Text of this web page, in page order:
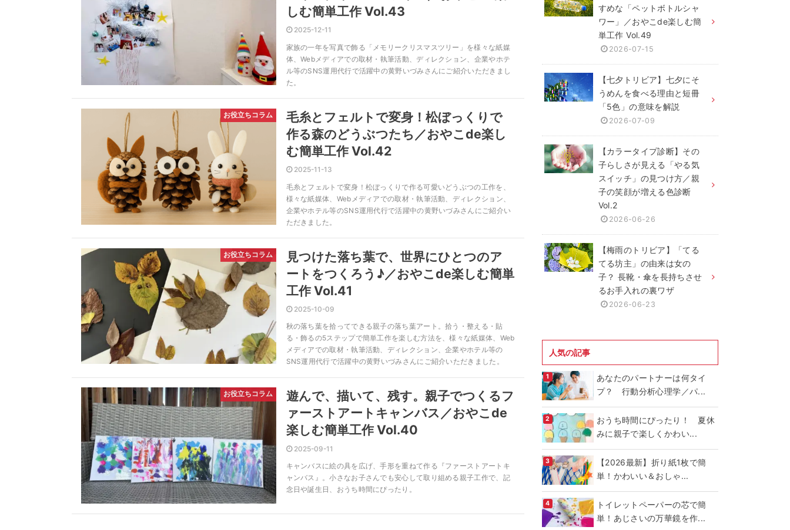
しむ簡単工作 Vol.43
2025-12-11
家族の一年を写真で飾る「メモリークリスマスツリー」を様々な紙媒
体、Webメディアでの取材・執筆活動、ディレクション、企業やホテ
ル等のSNS運用代行で活躍中の黄野いづみさんにご紹介いただきまし
た。
お役立ちコラム
毛糸とフェルトで変身！松ぼっくりで
作る森のどうぶつたち／おやこde楽し
む簡単工作 Vol.42
2025-11-13
毛糸とフェルトで変身！松ぼっくりで作る可愛いどうぶつの工作を、
様々な紙媒体、Webメディアでの取材・執筆活動、ディレクション、
企業やホテル等のSNS運用代行で活躍中の黄野いづみさんにご紹介い
ただきました。
お役立ちコラム
見つけた落ち葉で、世界にひとつのア
ートをつくろう♪／おやこde楽しむ簡単
工作 Vol.41
2025-10-09
秋の落ち葉を拾ってできる親子の落ち葉アート。拾う・整える・貼
る・飾るの5ステップで簡単工作を楽しむ方法を、様々な紙媒体、Web
メディアでの取材・執筆活動、ディレクション、企業やホテル等の
SNS運用代行で活躍中の黄野いづみさんにご紹介いただきました。
お役立ちコラム
遊んで、描いて、残す。親子でつくるフ
ァーストアートキャンバス／おやこde
楽しむ簡単工作 Vol.40
2025-09-11
キャンバスに絵の具を広げ、手形を重ねて作る『ファーストアートキ
ャンバス』。小さなお子さんでも安心して取り組める親子工作で、記
念日や誕生日、おうち時間にぴったり。
すめな「ペットボトルシャ
ワー」／おやこde楽しむ簡
単工作 Vol.49
2026-07-15
【七夕トリビア】七夕にそ
うめんを食べる理由と短冊
「5色」の意味を解説
2026-07-09
【カラータイプ診断】その
子らしさが見える「やる気
スイッチ」の見つけ方／親
子の笑顔が増える色診断
Vol.2
2026-06-26
【梅雨のトリビア】「てる
てる坊主」の由来は女の
子？ 長靴・傘を長持ちさせ
るお手入れの裏ワザ
2026-06-23
人気の記事
あなたのパートナーは何タイ
プ？ 行動分析心理学／パ...
おうち時間にぴったり！ 夏休
みに親子で楽しくかわい...
【2026最新】折り紙1枚で簡
単！かわいい＆おしゃ...
トイレットペーパーの芯で簡
単！あじさいの万華鏡を作...